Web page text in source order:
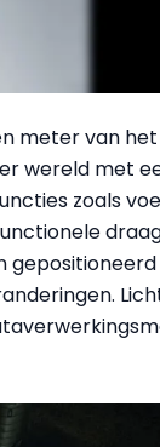
meter van
wereld met
zoals